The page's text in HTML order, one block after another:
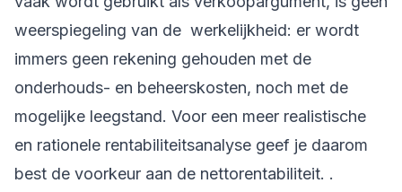
weerspiegeling van de werkelijkheid: er wordt
immers geen rekening gehouden met de
onderhouds- en beheerskosten, noch met de
mogelijke leegstand. Voor een meer realistische
en rationele rentabiliteitsanalyse geef je daarom
best de voorkeur aan de nettorentabiliteit. .